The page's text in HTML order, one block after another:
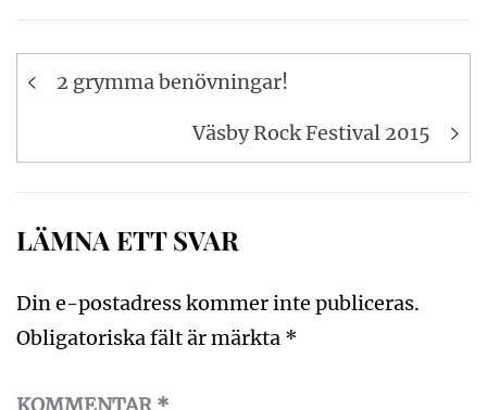
Inläggsnavigering
2 grymma benövningar!
Väsby Rock Festival 2015
LÄMNA ETT SVAR
Din e-postadress kommer inte publiceras.
Obligatoriska fält är märkta *